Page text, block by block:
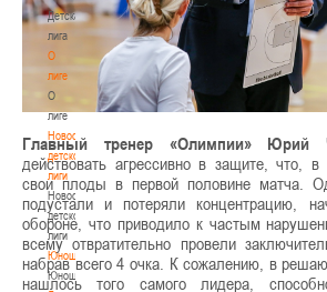
Детская
лига
О
лиге
О
лиге
Новости
детской
лиги
Новости
детской
лиги
Юноши
Юноши
Главный тренер «Олимпии» Юрий
действовать агрессивно в защите, что, в
свои плоды в первой половине матча.
подустали и потеряли концентрацию,
обороне, что приводило к частым
всему отвратительно провели
набрав всего 4 очка. К сожалению, в
нашлось того самого лидера,